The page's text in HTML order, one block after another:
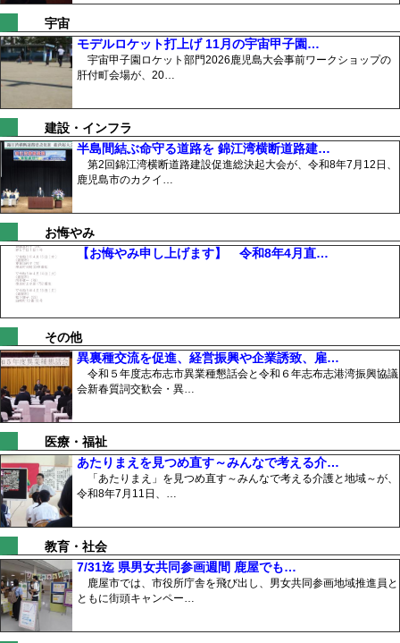
宇宙
モデルロケット打上げ 11月の宇宙甲子園…
宇宙甲子園ロケット部門2026鹿児島大会事前ワークショップの
肝付町会場が、20…
建設・インフラ
半島間結ぶ命守る道路を 錦江湾横断道路建…
第2回錦江湾横断道路建設促進総決起大会が、令和8年7月12日、
鹿児島市のカクイ…
お悔やみ
【お悔やみ申し上げます】 令和8年4月直…
その他
異裏種交流を促進、経営振興や企業誘致、雇…
令和５年度志布志市異業種懇話会と令和６年志布志港湾振興協議
会新春質詞交歓会・異…
医療・福祉
あたりまえを見つめ直す～みんなで考える介…
「あたりまえ」を見つめ直す～みんなで考える介護と地域～が、
令和8年7月11日、…
教育・社会
7/31迄 県男女共同参画週間 鹿屋でも…
鹿屋市では、市役所庁舎を飛び出し、男女共同参画地域推進員と
ともに街頭キャンペー…